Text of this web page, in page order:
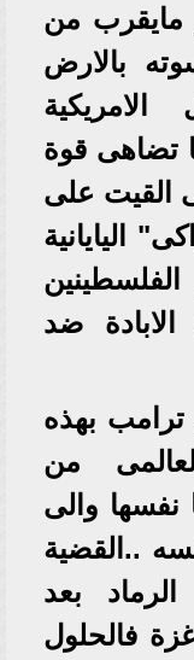
مايقرب من
بالارض
الامريكية
تضاهى قوة
القيت على
اليايانية
ضد
بهذه
من
والى
..القضية
بعد
فالحلول